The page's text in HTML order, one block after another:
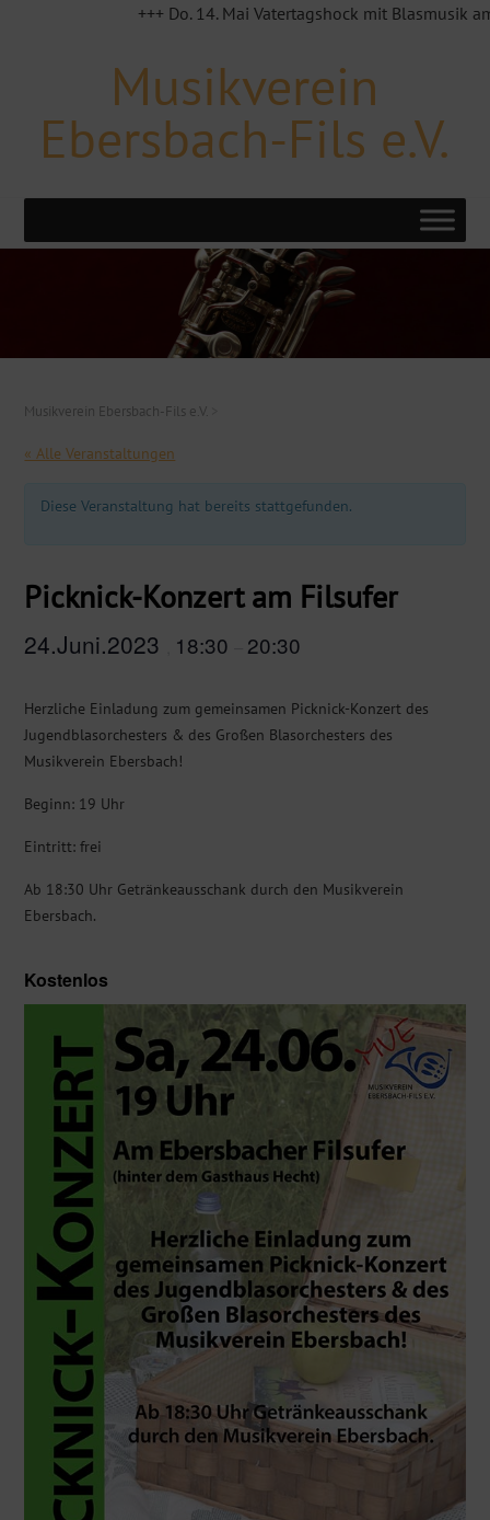
+++ Do. 14. Mai Vatertagshock mit Blasmusik am
Musikverein
Ebersbach-Fils e.V.
Musikverein Ebersbach-Fils e.V.
« Alle Veranstaltungen
Diese Veranstaltung hat bereits stattgefunden.
Picknick-Konzert am Filsufer
24.Juni.2023 18:30 20:30
Herzliche Einladung zum gemeinsamen Picknick-Konzert des
Jugendblasorchesters & des Großen Blasorchesters des
Musikverein Ebersbach!
Beginn: 19 Uhr
Eintritt: frei
Ab 18:30 Uhr Getränkeausschank durch den Musikverein
Ebersbach.
Kostenlos